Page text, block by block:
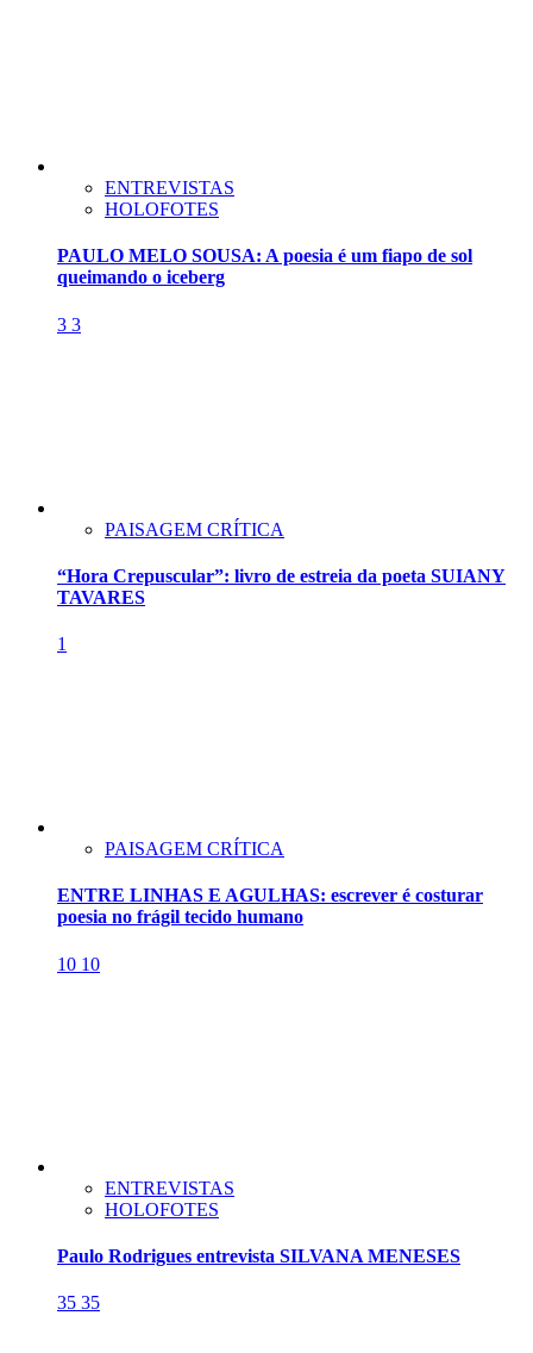
ENTREVISTAS
HOLOFOTES
PAULO MELO SOUSA: A poesia é um fiapo de sol
queimando o iceberg
3 3
PAISAGEM CRÍTICA
“Hora Crepuscular”: livro de estreia da poeta SUIANY
TAVARES
1
PAISAGEM CRÍTICA
ENTRE LINHAS E AGULHAS: escrever é costurar
poesia no frágil tecido humano
10 10
ENTREVISTAS
HOLOFOTES
Paulo Rodrigues entrevista SILVANA MENESES
35 35